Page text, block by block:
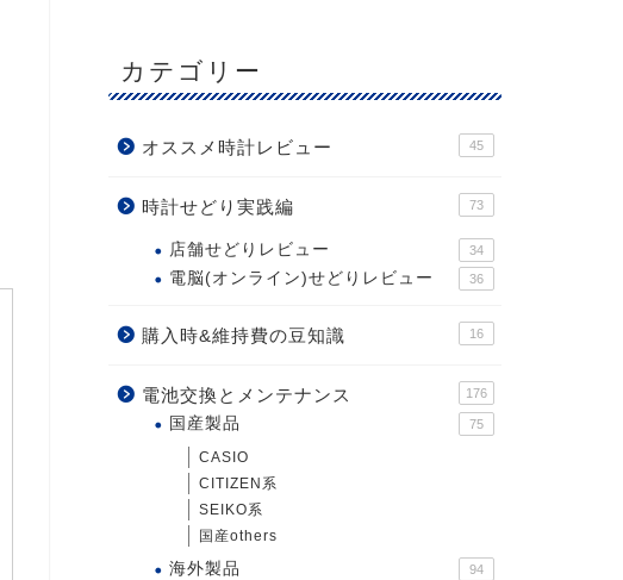
カテゴリー
オススメ時計レビュー 45
時計せどり実践編 73
店舗せどりレビュー 34
電脳(オンライン)せどりレビュー 36
購入時&維持費の豆知識 16
電池交換とメンテナンス 176
国産製品 75
CASIO
CITIZEN系
SEIKO系
国産others
海外製品 94